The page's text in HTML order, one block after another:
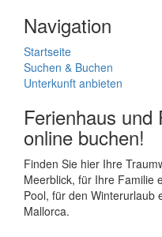
Navigation
Startseite
Suchen & Buchen
Unterkunft anbieten
Ferienhaus und
online buchen!
Finden Sie hier Ihre
Meerblick, für Ihre Familie
Pool, für den Winterurlaub
Mallorca.